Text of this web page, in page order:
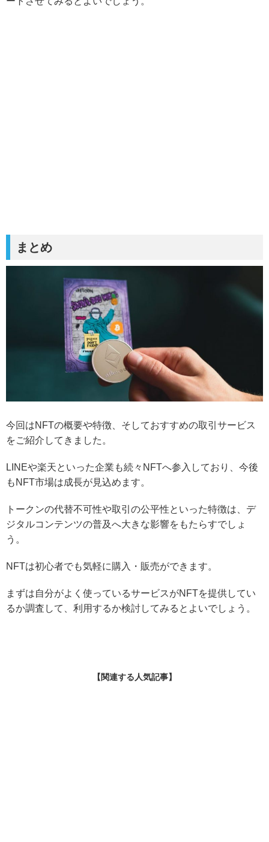
まとめ
今回はNFTの概要や特徴、そしておすすめの取引サービス
をご紹介してきました。
LINEや楽天といった企業も続々NFTへ参入しており、今後
もNFT市場は成長が見込めます。
トークンの代替不可性や取引の公平性といった特徴は、デ
ジタルコンテンツの普及へ大きな影響をもたらすでしょ
う。
NFTは初心者でも気軽に購入・販売ができます。
まずは自分がよく使っているサービスがNFTを提供してい
るか調査して、利用するか検討してみるとよいでしょう。
【関連する人気記事】